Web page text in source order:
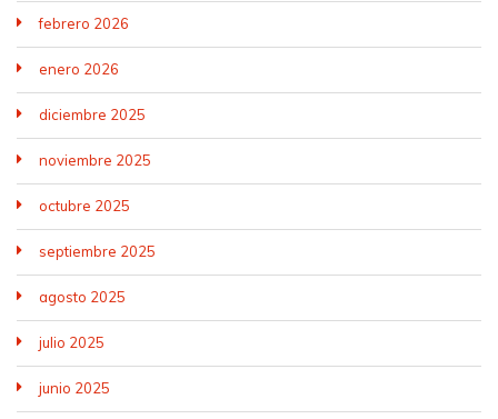
febrero 2026
enero 2026
diciembre 2025
noviembre 2025
octubre 2025
septiembre 2025
agosto 2025
julio 2025
junio 2025